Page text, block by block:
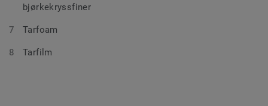
bjørkekryssfiner
Tarfoam
Tarfilm